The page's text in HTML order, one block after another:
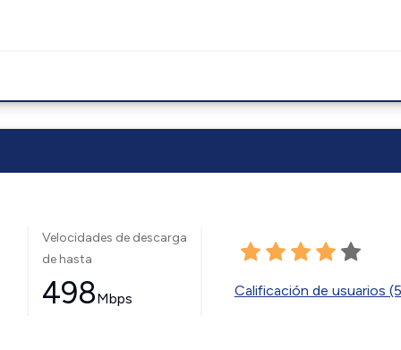
Velocidades de descarga
de hasta
498Mbps Calificación de usuarios